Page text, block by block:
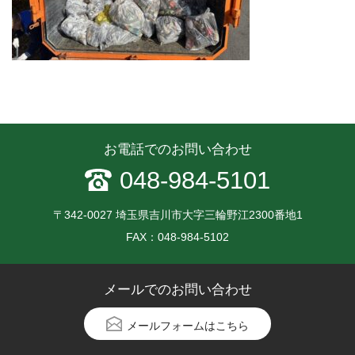
お電話でのお問い合わせ
048-984-5101
〒342-0027 埼玉県吉川市大字三輪野江2300番地1
FAX：048-984-5102
メールでのお問い合わせ
メールフォームはこちら